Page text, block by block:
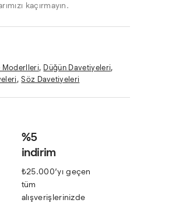
kaçırmayın.
Moderlleri, Düğün Davetiyeleri,
,Söz Davetiyeleri
%5
indirim
₺25.000’yı geçen
tüm
alışverişlerinizde